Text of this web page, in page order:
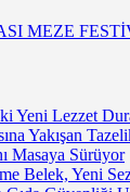
MEZE
Yeni Lezzet
Yakışan
Masaya Sürüyor
Belek, Yeni